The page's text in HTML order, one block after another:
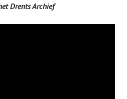
Drents Archief